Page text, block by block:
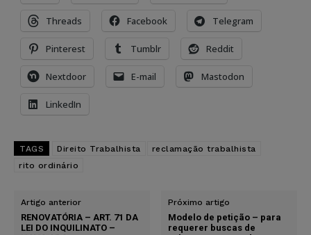
Threads Facebook Telegram
Pinterest Tumblr Reddit
Nextdoor E-mail Mastodon
LinkedIn
TAGS Direito Trabalhista
reclamação trabalhista
rito ordinário
Artigo anterior
RENOVATÓRIA – ART. 71 DA
LEI DO INQUILINATO –
Próximo artigo
Modelo de petição – para
requerer buscas de